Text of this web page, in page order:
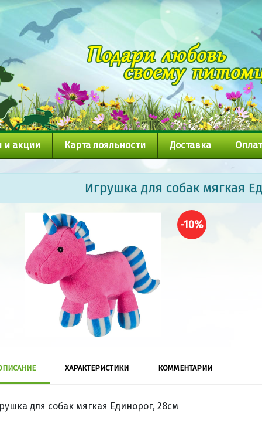
и акции Карта лояльности Доставка
Игрушка для собак мягкая
-10%
ХАРАКТЕРИСТИКИ КОММЕНТАРИИ
для собак мягкая Единорог, 28см